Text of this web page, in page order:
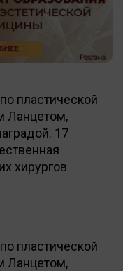
пластической
Ланцетом,
17
хирургов
пластической
Ланцетом,